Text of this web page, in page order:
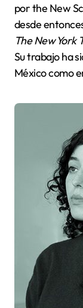
por the New
desde
The New York
Su trabajo ha
México como